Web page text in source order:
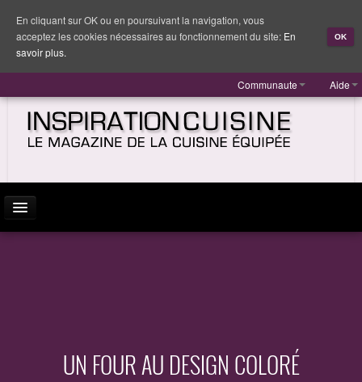
Communaute Aide
UN FOUR AU DESIGN COLORÉ
En cliquant sur OK ou en poursuivant la navigation, vous
acceptez les cookies nécessaires au fonctionnement du site: En
savoir plus.
OK